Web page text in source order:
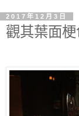
2017年12月3日
觀其葉面